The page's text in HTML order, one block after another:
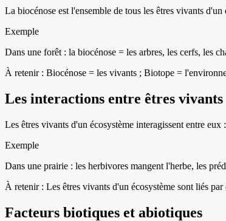
La biocénose est l'ensemble de tous les êtres vivants
Exemple
Dans une forêt : la biocénose = les arbres, les cerfs, les
À retenir : Biocénose = les vivants ; Biotope =
Les interactions entre êtres vivants
Les êtres vivants d'un écosystème interagissent entre
Exemple
Dans une prairie : les herbivores mangent l'herbe, les
À retenir : Les êtres vivants d'un écosystème sont liés
Facteurs biotiques et abiotiques